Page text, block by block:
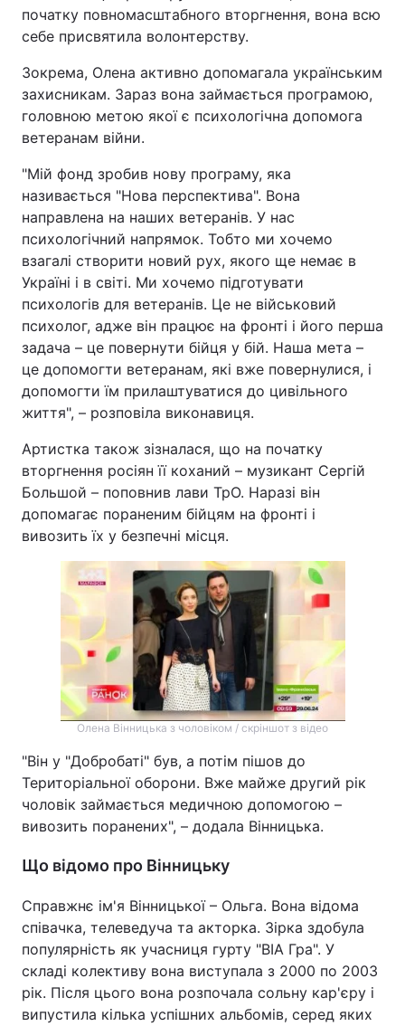
початку повномасштабного вторгнення, вона всю
себе присвятила волонтерству.
Зокрема, Олена активно допомагала українським
захисникам. Зараз вона займається програмою,
головною метою якої є психологічна допомога
ветеранам війни.
"Мій фонд зробив нову програму, яка
називається "Нова перспектива". Вона
направлена на наших ветеранів. У нас
психологічний напрямок. Тобто ми хочемо
взагалі створити новий рух, якого ще немає в
Україні і в світі. Ми хочемо підготувати
психологів для ветеранів. Це не військовий
психолог, адже він працює на фронті і його перша
задача – це повернути бійця у бій. Наша мета –
це допомогти ветеранам, які вже повернулися, і
допомогти їм прилаштуватися до цивільного
життя", – розповіла виконавиця.
Артистка також зізналася, що на початку
вторгнення росіян її коханий – музикант Сергій
Большой – поповнив лави ТрО. Наразі він
допомагає пораненим бійцям на фронті і
вивозить їх у безпечні місця.
Олена Вінницька з чоловіком / скріншот з відео
"Він у "Добробаті" був, а потім пішов до
Територіальної оборони. Вже майже другий рік
чоловік займається медичною допомогою –
вивозить поранених", – додала Вінницька.
Що відомо про Вінницьку
Справжнє ім'я Вінницької – Ольга. Вона відома
співачка, телеведуча та акторка. Зірка здобула
популярність як учасниця гурту "ВІА Гра". У
складі колективу вона виступала з 2000 по 2003
рік. Після цього вона розпочала сольну кар'єру і
випустила кілька успішних альбомів, серед яких